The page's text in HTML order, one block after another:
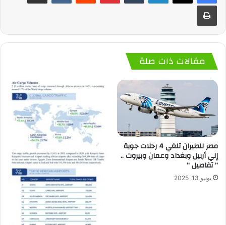
طباعة
مقالات ذات صلة
مصر للطيران تلغي 4 رحلات جوية
إلي أربيل وبغداد وعمان وبيروت ..
” تفاصيل “
يونيو 13, 2025